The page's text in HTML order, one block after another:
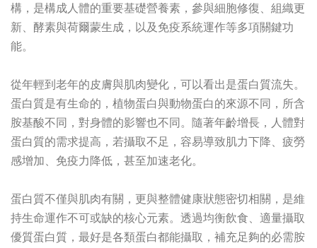
構，是構成人體的重要基礎營養素，參與細胞修復、組織更
新、酵素與荷爾蒙生成，以及免疫系統運作等多項關鍵功
能。
從年輕到老年的皮膚與肌肉變化，可以看出是蛋白質流失。
蛋白質是有生命的，植物蛋白與動物蛋白的來源不同，所含
胺基酸不同，對身體的影響也不同。隨著年齡增長，人體對
蛋白質的需求提高，若攝取不足，容易導致肌力下降、疲勞
感增加、免疫力降低，甚至加速老化。
蛋白質不僅與肌肉有關，更與整體健康狀態密切相關，是維
持生命運作不可或缺的核心元素。透過均衡飲食、適量攝取
優質蛋白質，最好是各類蛋白都能攝取，補充足夠的必需胺